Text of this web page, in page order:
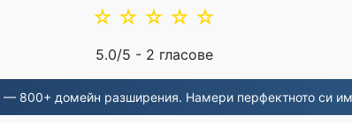
☆
☆
☆
☆
☆
5.0/5 - 2 гласове
— 800+ домейн разширения. Намери перфектното си